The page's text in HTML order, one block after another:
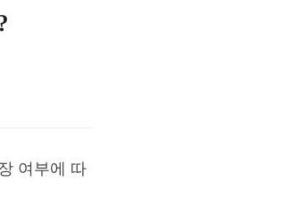
여부에 따